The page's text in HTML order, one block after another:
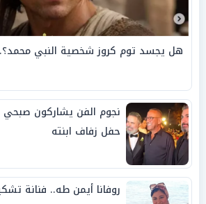
هل يجسد توم كروز شخصية النبي محمد؟..
نجوم الفن يشاركون
حفل زفاف ابنته
روفانا أيمن طه.. فنانة